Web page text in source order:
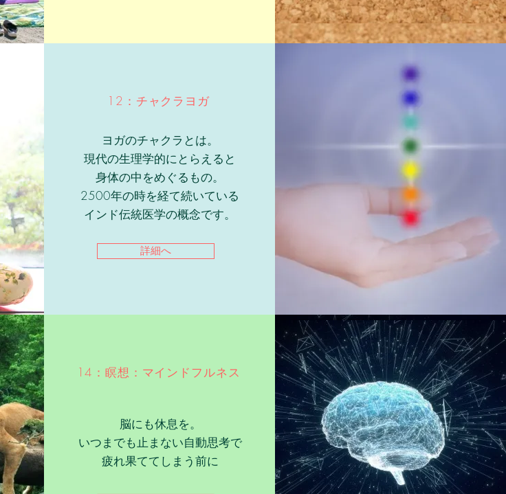
12：チャクラヨガ
ヨガのチャクラとは。
現代の生理学的にとらえると
身体の中をめぐるもの。
2500年の時を経て続いている
インド伝統医学の概念です。
詳細へ
14：瞑想：マインドフルネス
脳にも休息を。
いつまでも止まない自動思考で
​疲れ果ててしまう前に​